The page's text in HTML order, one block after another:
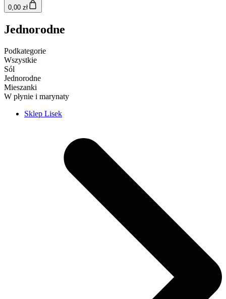
0,00 zł
Jednorodne
Podkategorie
Wszystkie
Sól
Jednorodne
Mieszanki
W płynie i marynaty
Sklep Lisek